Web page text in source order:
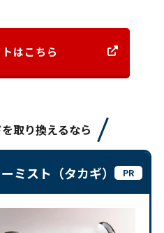
はこちら
取り換えるなら
ミスト（タカギ）